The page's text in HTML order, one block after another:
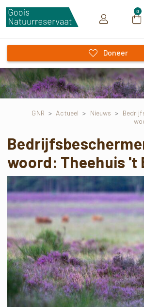
0
Doneer
GNR > Actueel > Nieuws >
woord: Theehuis 't